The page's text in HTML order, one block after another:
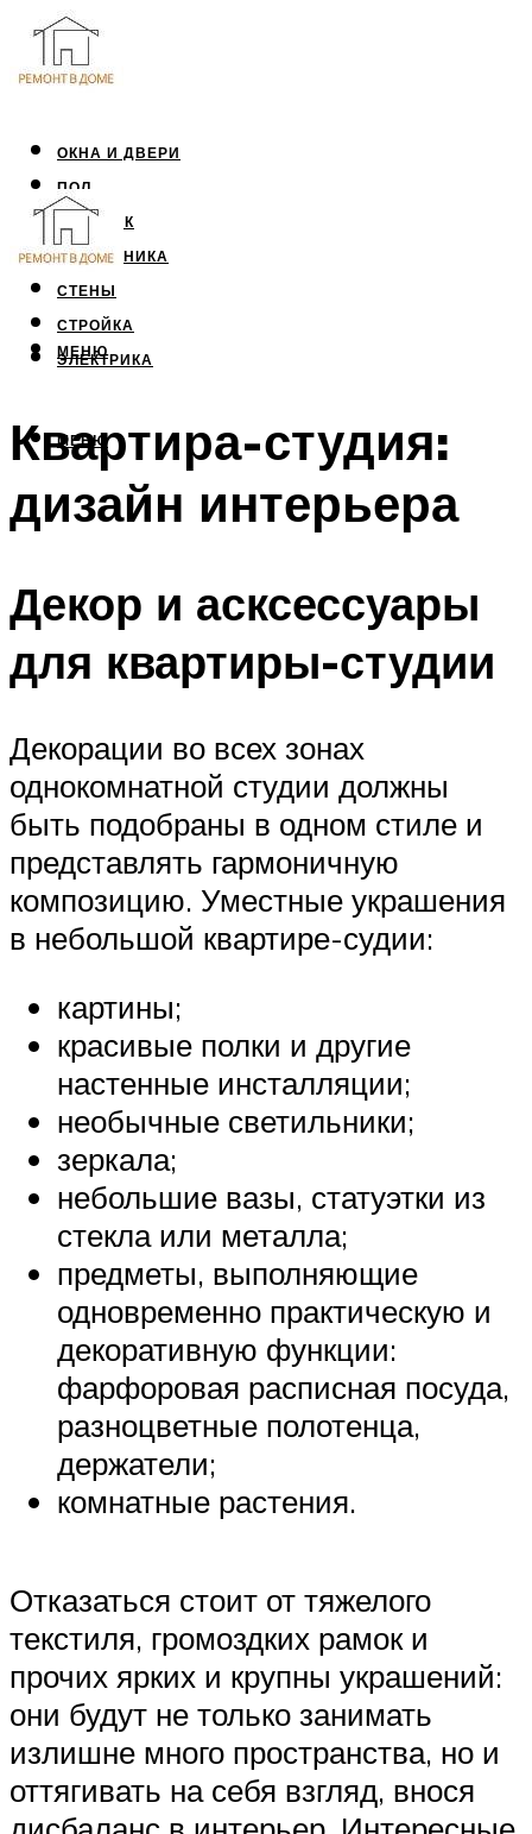
ОКНА И ДВЕРИ
ПОЛ
ПОТОЛОК
САНТЕХНИКА
СТЕНЫ
СТРОЙКА
ЭЛЕКТРИКА
МЕНЮ
МЕНЮ
Квартира-студия:
дизайн интерьера
Декор и асксессуары
для квартиры-студии
Декорации во всех зонах
однокомнатной студии должны
быть подобраны в одном стиле и
представлять гармоничную
композицию. Уместные украшения
в небольшой квартире-судии:
картины;
красивые полки и другие
настенные инсталляции;
необычные светильники;
зеркала;
небольшие вазы, статуэтки из
стекла или металла;
предметы, выполняющие
одновременно практическую и
декоративную функции:
фарфоровая расписная посуда,
разноцветные полотенца,
держатели;
комнатные растения.
Отказаться стоит от тяжелого
текстиля, громоздких рамок и
прочих ярких и крупны украшений:
они будут не только занимать
излишне много пространства, но и
оттягивать на себя взгляд, внося